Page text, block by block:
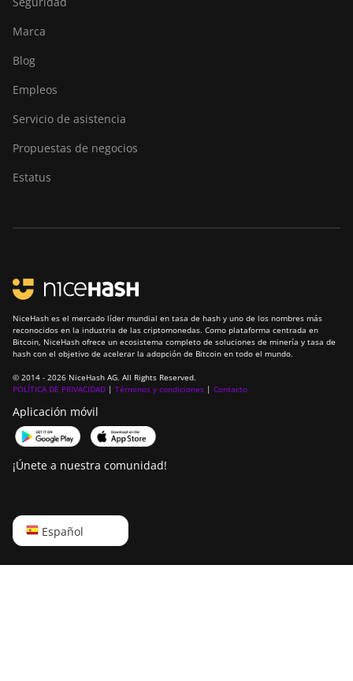
Marca
Blog
Empleos
Servicio de asistencia
Propuestas de negocios
Estatus
NiceHash es el mercado líder mundial en tasa de hash y uno de los nombres más
reconocidos en la industria de las criptomonedas. Como plataforma centrada en
Bitcoin, NiceHash ofrece un ecosistema completo de soluciones de minería y tasa de
hash con el objetivo de acelerar la adopción de Bitcoin en todo el mundo.
© 2014 - 2026 NiceHash AG. All Rights Reserved.
POLÍTICA DE PRIVACIDAD | Términos y condiciones | Contacto
Aplicación móvil
¡Únete a nuestra comunidad!
Español
English